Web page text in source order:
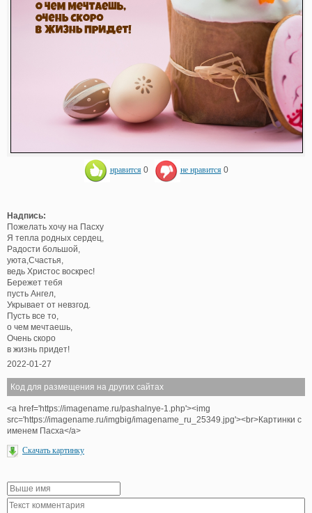
нравится 0 не нравится 0
Надпись:
Пожелать хочу на Пасху
Я тепла родных сердец,
Радости большой,
уюта,Счастья,
ведь Христос воскрес!
Бережет тебя
пусть Ангел,
Укрывает от невзгод.
Пусть все то,
о чем мечтаешь,
Очень скоро
в жизнь придет!
2022-01-27
Код для размещения на других сайтах
<a href='https://imagename.ru/pashalnye-1.php'><img
src='https://imagename.ru/imgbig/imagename_ru_25349.jpg'><br>Картинки с
именем Пасха</a>
Скачать картинку